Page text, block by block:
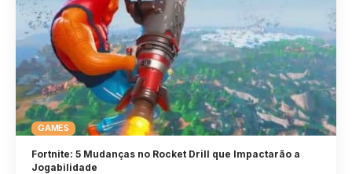
GAMES
Fortnite: 5 Mudanças no Rocket Drill que Impactarão a
Jogabilidade